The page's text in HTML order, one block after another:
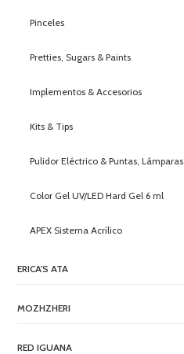
Pinceles
Pretties, Sugars & Paints
Implementos & Accesorios
Kits & Tips
Pulidor Eléctrico & Puntas, Lámparas
Color Gel UV/LED Hard Gel 6 ml
APEX Sistema Acrílico
ERICA'S ATA
MOZHZHERI
RED IGUANA